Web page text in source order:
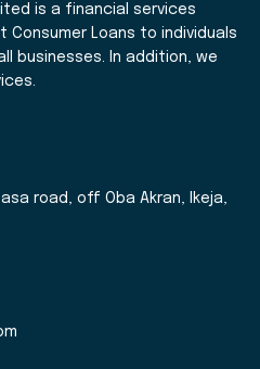
is a financial services
Loans to individuals
businesses. In addition, we
road, off Oba Akran, Ikeja,